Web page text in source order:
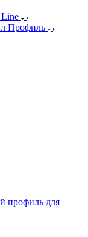
Line
Профиль
профиль для